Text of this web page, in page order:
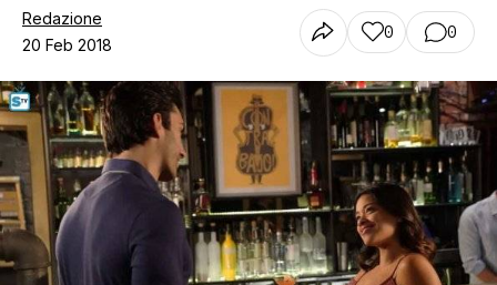
Chi siamo
Contatti
Redazione
20 Feb 2018
0 0